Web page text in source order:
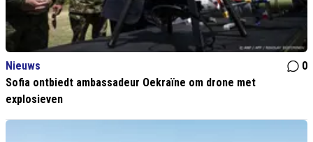
Nieuws
0
Sofia ontbiedt ambassadeur Oekraïne om drone met
explosieven